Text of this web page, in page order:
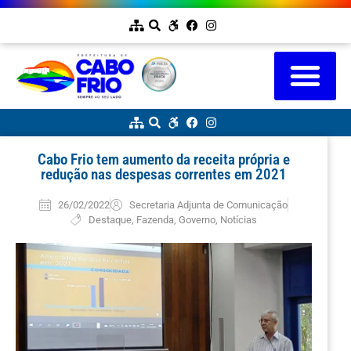
Cabo Frio tem aumento da receita própria e
redução nas despesas correntes em 2021
26/02/2022
Secretaria Adjunta de Comunicação
Destaque Fazenda ,Governo Notícias